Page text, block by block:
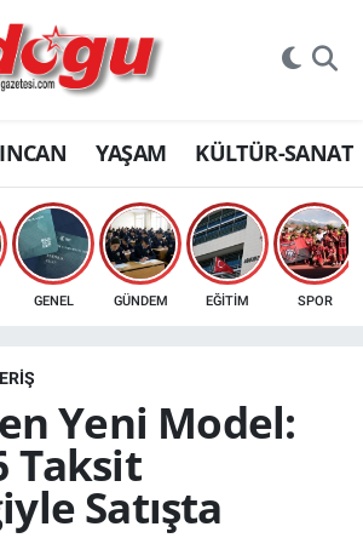
YAŞAM KÜLTÜR-SANAT
GENEL GÜNDEM EĞİTİM SPOR
Yeni Model:
Taksit
Satışta